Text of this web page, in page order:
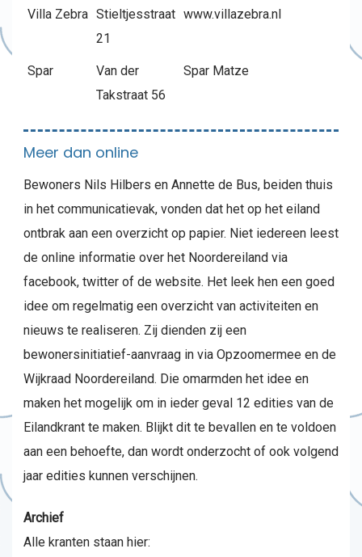
Villa Zebra Stieltjesstraat
21
www.villazebra.nl
Spar
Van der
Takstraat 56
Spar Matze
Meer dan online
Bewoners Nils Hilbers en Annette de Bus, beiden thuis
in het communicatievak, vonden dat het op het eiland
ontbrak aan een overzicht op papier. Niet iedereen leest
de online informatie over het Noordereiland via
facebook, twitter of de website. Het leek hen een goed
idee om regelmatig een overzicht van activiteiten en
nieuws te realiseren. Zij dienden zij een
bewonersinitiatief-aanvraag in via Opzoomermee en de
Wijkraad Noordereiland. Die omarmden het idee en
maken het mogelijk om in ieder geval 12 edities van de
Eilandkrant te maken. Blijkt dit te bevallen en te voldoen
aan een behoefte, dan wordt onderzocht of ook volgend
jaar edities kunnen verschijnen.
Archief
Alle kranten staan hier: